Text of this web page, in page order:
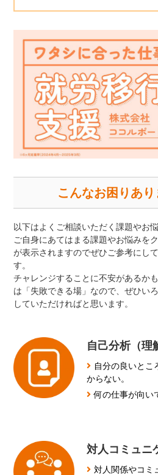
こんなお困りあり
以下はよくご相談いただく課題やお
ご自身にあてはまる課題やお悩みを
が表示されますのでぜひご参考にし
す。
チャレンジすることに不安があるか
は「失敗できる場」なので、ぜひい
していただければと思います。
自己分析（理
自分の良いとこ
からない。
何の仕事が向い
対人コミュニ
対人関係やコミ